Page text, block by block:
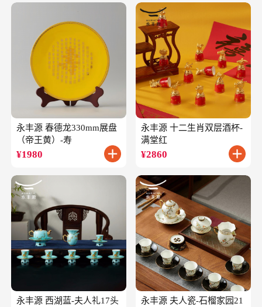
永丰源 春德龙330mm展盘
（帝王黄）-寿
¥1980
永丰源 十二生肖双层酒杯-
满堂红
¥2860
永丰源 西湖蓝-夫人礼17头
永丰源 夫人瓷-石榴家园21